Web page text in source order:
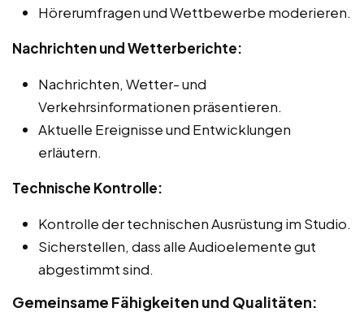
Hörerumfragen und Wettbewerbe moderieren.
Nachrichten und Wetterberichte:
Nachrichten, Wetter- und
Verkehrsinformationen präsentieren.
Aktuelle Ereignisse und Entwicklungen
erläutern.
Technische Kontrolle:
Kontrolle der technischen Ausrüstung im Studio.
Sicherstellen, dass alle Audioelemente gut
abgestimmt sind.
Gemeinsame Fähigkeiten und Qualitäten: